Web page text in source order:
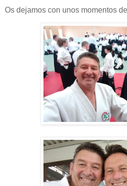
Os dejamos con unos momentos